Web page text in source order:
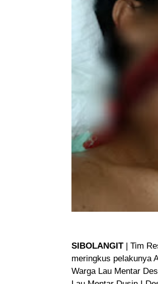
SIBOLANGIT| Tim
meringkus pelakunya
Warga Lau Mentar